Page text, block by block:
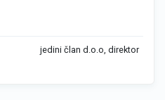
jedini član d.o.o, direktor